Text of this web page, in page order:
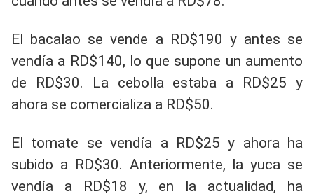
El bacalao se vende a RD$190 y antes se
vendía a RD$140, lo que supone un aumento
de RD$30. La cebolla estaba a RD$25 y
ahora se comercializa a RD$50.
El tomate se vendía a RD$25 y ahora ha
subido a RD$30. Anteriormente, la yuca se
vendía a RD$18 y, en la actualidad, ha